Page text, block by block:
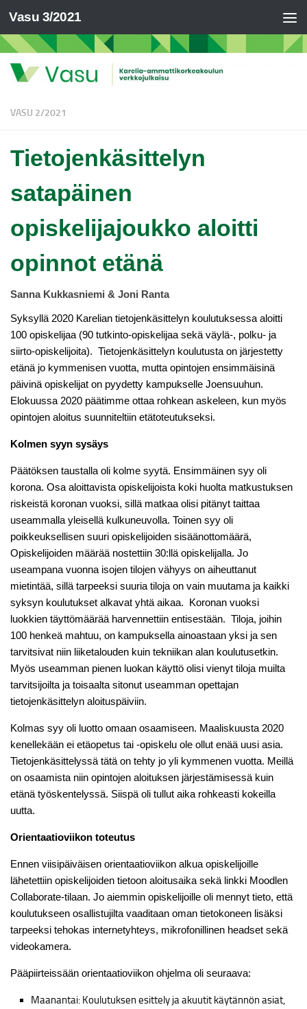
Vasu 3/2021
VASU 2/2021
Tietojenkäsittelyn
satapäinen
opiskelijajoukko aloitti
opinnot etänä
Sanna Kukkasniemi & Joni Ranta
Syksyllä 2020 Karelian tietojenkäsittelyn koulutuksessa aloitti
100 opiskelijaa (90 tutkinto-opiskelijaa sekä väylä-, polku- ja
siirto-opiskelijoita). Tietojenkäsittelyn koulutusta on järjestetty
etänä jo kymmenisen vuotta, mutta opintojen ensimmäisinä
päivinä opiskelijat on pyydetty kampukselle Joensuuhun.
Elokuussa 2020 päätimme ottaa rohkean askeleen, kun myös
opintojen aloitus suunniteltiin etätoteutukseksi.
Kolmen syyn sysäys
Päätöksen taustalla oli kolme syytä. Ensimmäinen syy oli
korona. Osa aloittavista opiskelijoista koki huolta matkustuksen
riskeistä koronan vuoksi, sillä matkaa olisi pitänyt taittaa
useammalla yleisellä kulkuneuvolla. Toinen syy oli
poikkeuksellisen suuri opiskelijoiden sisäänottomäärä,
Opiskelijoiden määrää nostettiin 30:llä opiskelijalla. Jo
useampana vuonna isojen tilojen vähyys on aiheuttanut
mietintää, sillä tarpeeksi suuria tiloja on vain muutama ja kaikki
syksyn koulutukset alkavat yhtä aikaa. Koronan vuoksi
luokkien täyttömäärää harvennettiin entisestään. Tiloja, joihin
100 henkeä mahtuu, on kampuksella ainoastaan yksi ja sen
tarvitsivat niin liiketalouden kuin tekniikan alan koulutusetkin.
Myös useamman pienen luokan käyttö olisi vienyt tiloja muilta
tarvitsijoilta ja toisaalta sitonut useamman opettajan
tietojenkäsittelyn aloituspäiviin.
Kolmas syy oli luotto omaan osaamiseen. Maaliskuusta 2020
kenellekään ei etäopetus tai -opiskelu ole ollut enää uusi asia.
Tietojenkäsittelyssä tätä on tehty jo yli kymmenen vuotta. Meillä
on osaamista niin opintojen aloituksen järjestämisessä kuin
etänä työskentelyssä. Siispä oli tullut aika rohkeasti kokeilla
uutta.
Orientaatioviikon toteutus
Ennen viisipäiväisen orientaatioviikon alkua opiskelijoille
lähetettiin opiskelijoiden tietoon aloitusaika sekä linkki Moodlen
Collaborate-tilaan. Jo aiemmin opiskelijoille oli mennyt tieto, että
koulutukseen osallistujilta vaaditaan oman tietokoneen lisäksi
tarpeeksi tehokas internetyhteys, mikrofonillinen headset sekä
videokamera.
Pääpiirteissään orientaatioviikon ohjelma oli seuraava:
Maanantai: Koulutuksen esittely ja akuutit käytännön asiat,